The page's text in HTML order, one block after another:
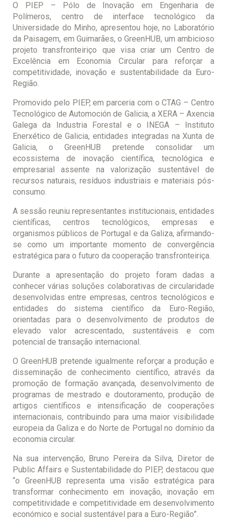
O PIEP – Pólo de Inovação em Engenharia de
Polímeros, centro de interface tecnológico da
Universidade do Minho, apresentou hoje, no Laboratório
da Paisagem, em Guimarães, o GreenHUB, um ambicioso
projeto transfronteiriço que visa criar um Centro de
Excelência em Economia Circular para reforçar a
competitividade, inovação e sustentabilidade da Euro-
Região.
Promovido pelo PIEP, em parceria com o CTAG – Centro
Tecnológico de Automoción de Galicia, a XERA – Axencia
Galega da Industria Forestal e o INEGA – Instituto
Enerxético de Galicia, entidades integradas na Xunta de
Galicia, o GreenHUB pretende consolidar um
ecossistema de inovação científica, tecnológica e
empresarial assente na valorização sustentável de
recursos naturais, resíduos industriais e materiais pós-
consumo.
A sessão reuniu representantes institucionais, entidades
científicas, centros tecnológicos, empresas e
organismos públicos de Portugal e da Galiza, afirmando-
se como um importante momento de convergência
estratégica para o futuro da cooperação transfronteiriça.
Durante a apresentação do projeto foram dadas a
conhecer várias soluções colaborativas de circularidade
desenvolvidas entre empresas, centros tecnológicos e
entidades do sistema científico da Euro-Região,
orientadas para o desenvolvimento de produtos de
elevado valor acrescentado, sustentáveis e com
potencial de transação internacional.
O GreenHUB pretende igualmente reforçar a produção e
disseminação de conhecimento científico, através da
promoção de formação avançada, desenvolvimento de
programas de mestrado e doutoramento, produção de
artigos científicos e intensificação de cooperações
internacionais, contribuindo para uma maior visibilidade
europeia da Galiza e do Norte de Portugal no domínio da
economia circular.
Na sua intervenção, Bruno Pereira da Silva, Diretor de
Public Affairs e Sustentabilidade do PIEP, destacou que
“o GreenHUB representa uma visão estratégica para
transformar conhecimento em inovação, inovação em
competitividade e competitividade em desenvolvimento
económico e social sustentável para a Euro-Região”.